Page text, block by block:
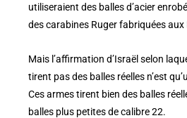
utiliseraient des balles d’acier
des carabines Ruger fabriquées aux
Mais l’affirmation d’Israël selon
tirent pas des balles réelles n’est
Ces armes tirent bien des balles
balles plus petites de calibre 22.